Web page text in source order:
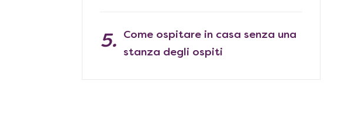
Come ospitare in casa senza una
stanza degli ospiti